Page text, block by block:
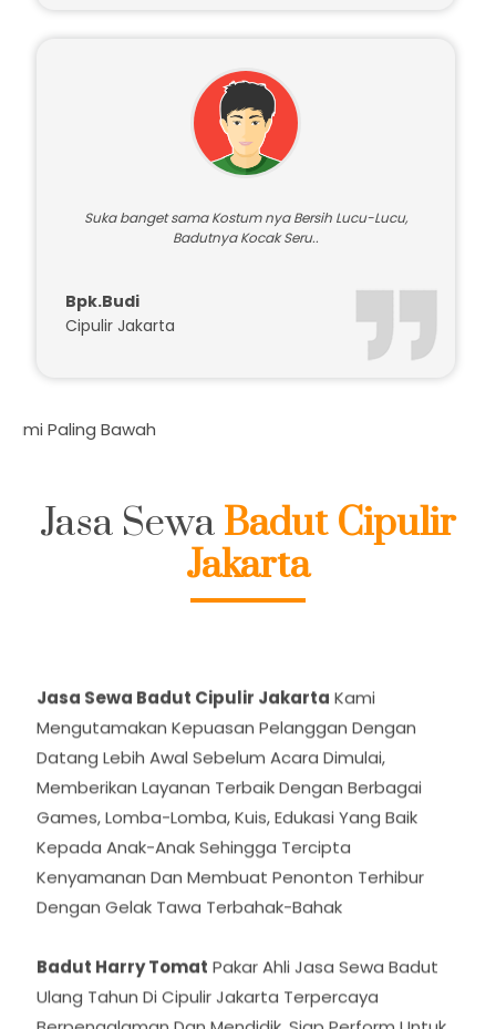
Suka banget sama Kostum nya Bersih Lucu-Lucu,
Badutnya Kocak Seru..
Bpk.Budi
Cipulir Jakarta
Jasa Sewa Badut Cipulir
Jakarta
Jasa Sewa Badut Cipulir Jakarta
Kami
Mengutamakan Kepuasan Pelanggan Dengan
Datang Lebih Awal Sebelum Acara Dimulai,
Memberikan Layanan Terbaik Dengan Berbagai
Games, Lomba-Lomba, Kuis, Edukasi Yang Baik
Kepada Anak-Anak Sehingga Tercipta
Kenyamanan Dan Membuat Penonton Terhibur
Badut Harry Tomat
Pakar Ahli Jasa Sewa Badut
Ulang Tahun Di Cipulir Jakarta Terpercaya